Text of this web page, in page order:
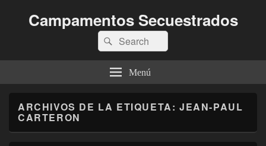
Campamentos Secuestrados
Buscar
por:
Buscar
Menú
ARCHIVOS DE LA ETIQUETA:JEAN-PAUL
CARTERON